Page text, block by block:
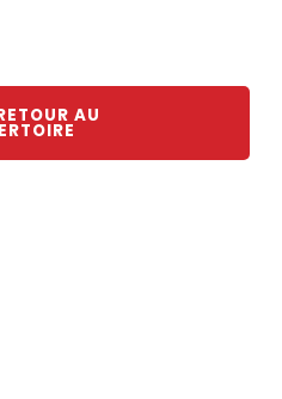
AU